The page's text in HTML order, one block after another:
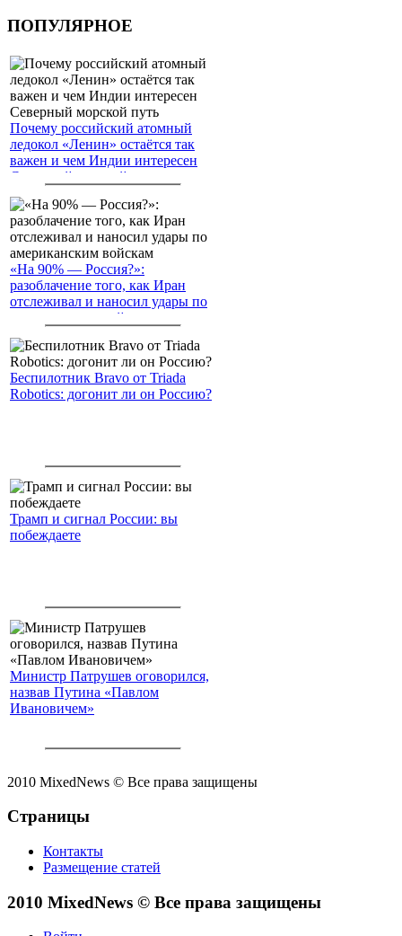
ПОПУЛЯРНОЕ
Почему российский атомный
ледокол «Ленин» остаётся так
важен и чем Индии интересен
Северный морской путь
«На 90% — Россия?»:
разоблачение того, как Иран
отслеживал и наносил удары по
американским войскам
Беспилотник Bravo от Triada
Robotics: догонит ли он Россию?
Трамп и сигнал России: вы
побеждаете
Министр Патрушев оговорился,
назвав Путина «Павлом
Ивановичем»
2010 MixedNews © Все права защищены
Страницы
Контакты
Размещение статей
2010 MixedNews © Все права защищены